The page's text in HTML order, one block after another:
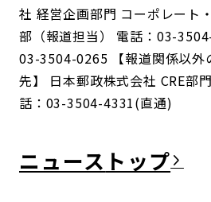
社 経営企画部門 コーポレート
部（報道担当） 電話：03-
03-3504-0265 【報道関係以外
先】 日本郵政株式会社 CRE部
話：03-3504-4331(直通)
ニュース